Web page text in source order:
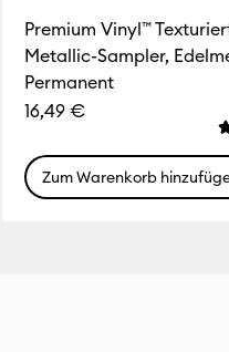
Bewertung für dieses
Premium Vinyl™
Metallic-Sampler,
Permanent
16,49 €
Zum Warenkorb